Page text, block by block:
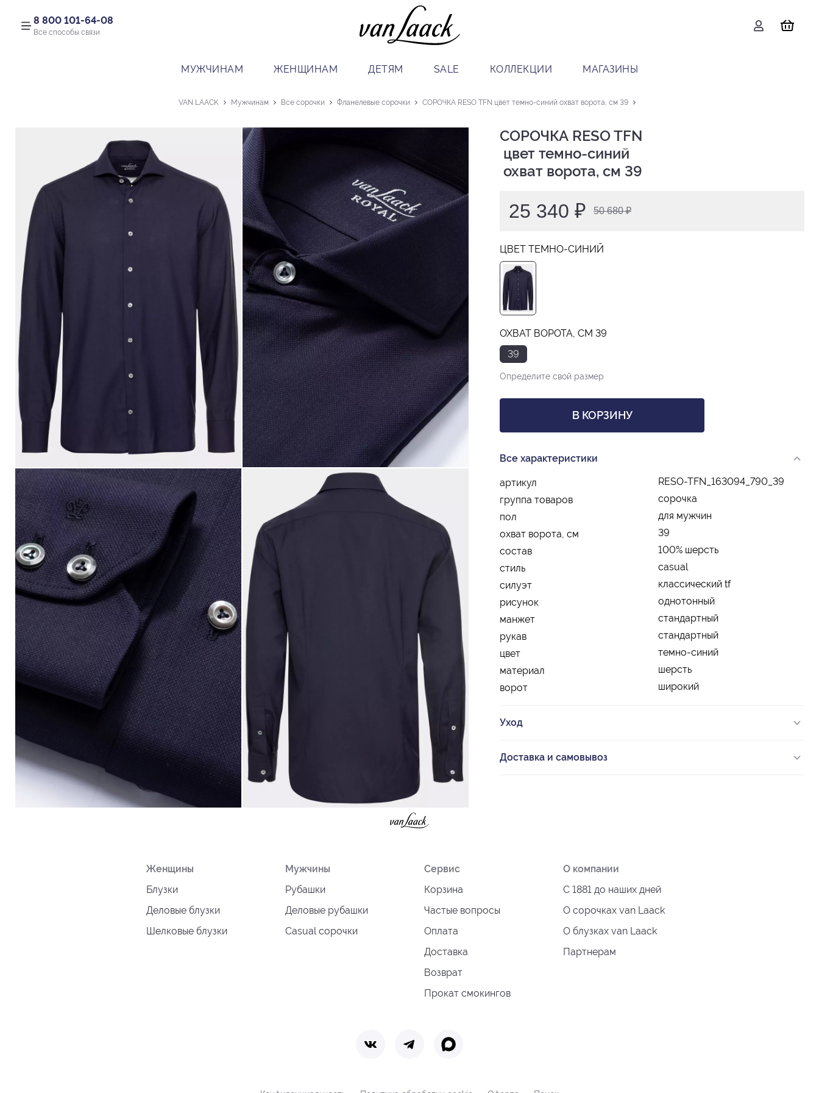
8 800 101-64-08
Все способы связи
МУЖЧИНАМ ЖЕНЩИНАМ ДЕТЯМ SALE КОЛЛЕКЦИИ МАГАЗИНЫ
VAN LAACK Мужчинам Все сорочки Фланелевые сорочки СОРОЧКА RESO TFN цвет темно-синий охват ворота, см 39
СОРОЧКА RESO TFN
охват ворота, см 39
25 340 ₽ 50 680 ₽
ЦВЕТ ТЕМНО-СИНИЙ
ОХВАТ ВОРОТА, СМ 39
39
Определите свой размер
В КОРЗИНУ
Все характеристики
артикул
RESO-TFN_163094_790_39
группа товаров
сорочка
пол
для мужчин
охват ворота, см
39
состав
100% шерсть
стиль
casual
силуэт
классический tf
рисунок
однотонный
манжет
стандартный
рукав
стандартный
цвет
темно-синий
материал
шерсть
ворот
широкий
Уход
Доставка и самовывоз
Женщины
Блузки
Деловые блузки
Шелковые блузки
Мужчины
Рубашки
Деловые рубашки
Casual сорочки
Сервис
Корзина
Частые вопросы
Оплата
Доставка
Возврат
Прокат смокингов
О компании
С 1881 до наших дней
О сорочках van Laack
О блузках van Laack
Партнерам